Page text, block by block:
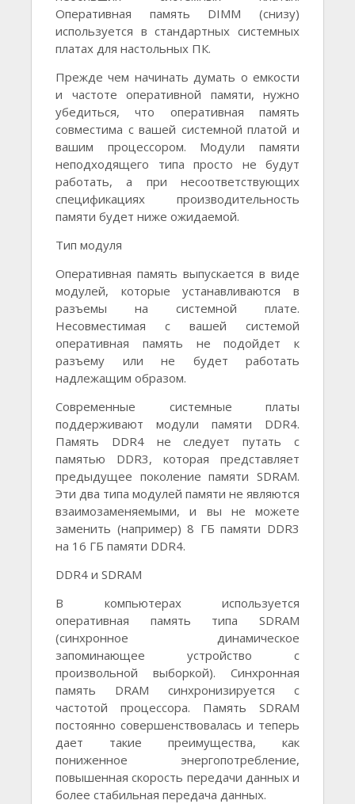
Оперативная память DIMM (снизу)
используется в стандартных системных
платах для настольных ПК.
Прежде чем начинать думать о емкости
и частоте оперативной памяти, нужно
убедиться, что оперативная память
совместима с вашей системной платой и
вашим процессором. Модули памяти
неподходящего типа просто не будут
работать, а при несоответствующих
спецификациях производительность
памяти будет ниже ожидаемой.
Тип модуля
Оперативная память выпускается в виде
модулей, которые устанавливаются в
разъемы на системной плате.
Несовместимая с вашей системой
оперативная память не подойдет к
разъему или не будет работать
надлежащим образом.
Современные системные платы
поддерживают модули памяти DDR4.
Память DDR4 не следует путать с
памятью DDR3, которая представляет
предыдущее поколение памяти SDRAM.
Эти два типа модулей памяти не являются
взаимозаменяемыми, и вы не можете
заменить (например) 8 ГБ памяти DDR3
на 16 ГБ памяти DDR4.
DDR4 и SDRAM
В компьютерах используется
оперативная память типа SDRAM
(синхронное динамическое
запоминающее устройство с
произвольной выборкой). Синхронная
память DRAM синхронизируется с
частотой процессора. Память SDRAM
постоянно совершенствовалась и теперь
дает такие преимущества, как
пониженное энергопотребление,
повышенная скорость передачи данных и
более стабильная передача данных.